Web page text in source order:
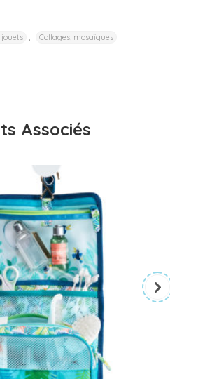
Collages, mosaïques
Associés